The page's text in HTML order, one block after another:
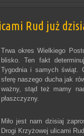
Rud już
Trwa okres Wielkiego
blisko. Ten fakt
Tygodnia i samych świąt.
sferę naszego ducha jak
ważny, stąd też mamy
płaszczyzny.
Miło jest nam dzisiaj
Drogi Krzyżowej ulicami